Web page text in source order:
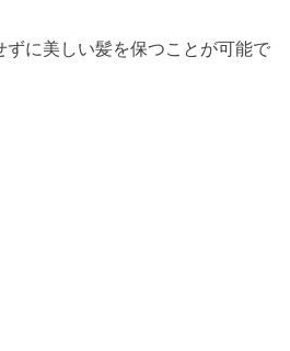
に美しい髪を保つことが可能で